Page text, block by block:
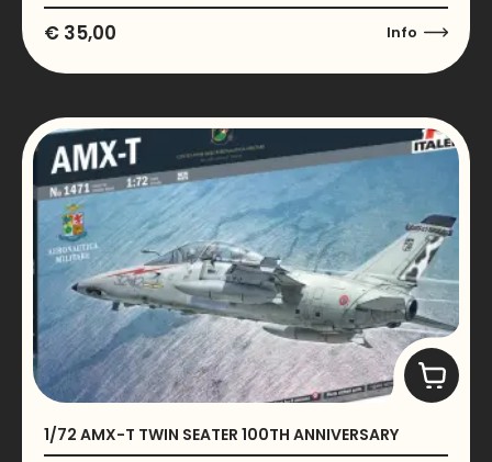
€ 35,00 Info
1/72 AMX-T TWIN SEATER 100TH ANNIVERSARY